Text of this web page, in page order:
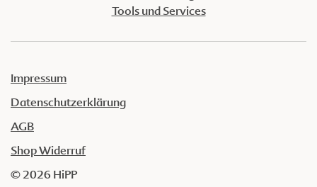
Tools und Services
Impressum
Datenschutzerklärung
AGB
Shop Widerruf
© 2026 HiPP